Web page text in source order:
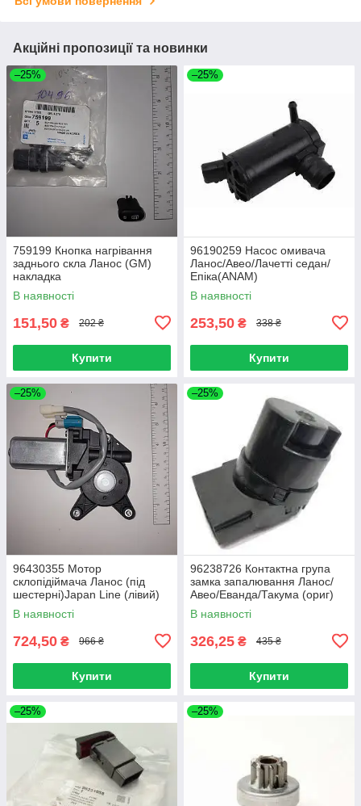
Акційні пропозиції та новинки
–25%
759199 Кнопка нагрівання
заднього скла Ланос (GM)
накладка
В наявності
151,50 ₴ 202 ₴
Купити
–25%
96190259 Насос омивача
Ланос/Авео/Лачетті седан/
Епіка(ANAM)
В наявності
253,50 ₴ 338 ₴
Купити
–25%
96430355 Мотор
склопідіймача Ланос (під
шестерні)Japan Line (лівий)
В наявності
724,50 ₴ 966 ₴
Купити
–25%
96238726 Контактна група
замка запалювання Ланос/
Авео/Еванда/Такума (ориг)
В наявності
326,25 ₴ 435 ₴
Купити
–25% –25%